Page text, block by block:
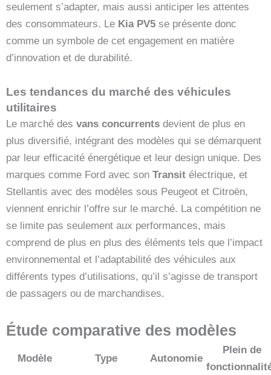
seulement s’adapter, mais aussi anticiper les attentes
des consommateurs. Le Kia PV5 se présente donc
comme un symbole de cet engagement en matière
d’innovation et de durabilité.
Les tendances du marché des véhicules
utilitaires
Le marché des vans concurrents devient de plus en
plus diversifié, intégrant des modèles qui se démarquent
par leur efficacité énergétique et leur design unique. Des
marques comme Ford avec son Transit électrique, et
Stellantis avec des modèles sous Peugeot et Citroën,
viennent enrichir l’offre sur le marché. La compétition ne
se limite pas seulement aux performances, mais
comprend de plus en plus des éléments tels que l’impact
environnemental et l’adaptabilité des véhicules aux
différents types d’utilisations, qu’il s’agisse de transport
de passagers ou de marchandises.
Étude comparative des modèles
Modèle Type Autonomie
Plein de